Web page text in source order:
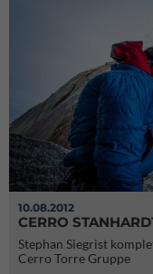
10.08.2012
CERRO
Stephan Siegrist
Cerro Torre Gruppe